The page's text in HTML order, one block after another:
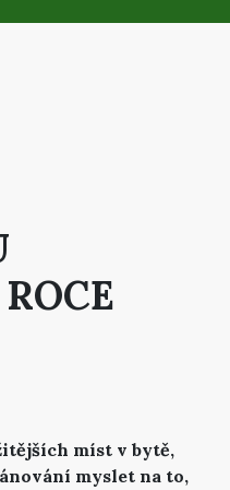
míst v bytě,
myslet na to,